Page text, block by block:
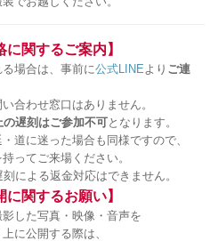
に関するご案内】
場合は、事前に公式LINE より ご連
合わせ窓口はありません。
の遅刻はご参加不可となります。
道に迷った場合も同様ですので、
ってご来場ください。
による返金対応はできません。
に関するお願い】
した写真・映像・音声を
に公開する際は、